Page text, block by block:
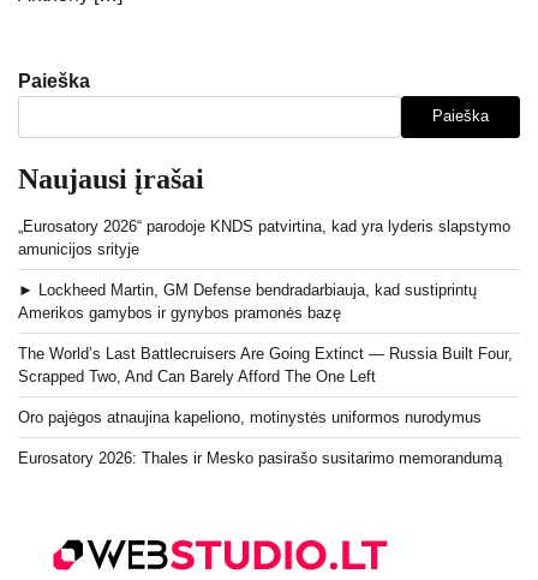
Paieška
Paieška
Naujausi įrašai
„Eurosatory 2026“ parodoje KNDS patvirtina, kad yra lyderis slapstymo
amunicijos srityje
► Lockheed Martin, GM Defense bendradarbiauja, kad sustiprintų
Amerikos gamybos ir gynybos pramonės bazę
The World’s Last Battlecruisers Are Going Extinct — Russia Built Four,
Scrapped Two, And Can Barely Afford The One Left
Oro pajėgos atnaujina kapeliono, motinystės uniformos nurodymus
Eurosatory 2026: Thales ir Mesko pasirašo susitarimo memorandumą